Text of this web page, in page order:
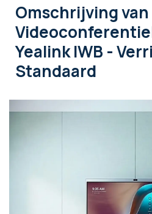
Omschrijving
Yealink IWB -
Standaard